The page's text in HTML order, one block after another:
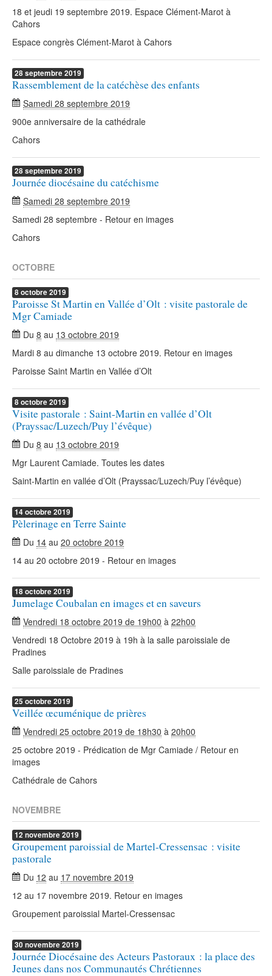
18 et jeudi 19 septembre 2019. Espace Clément-Marot à
Cahors
Espace congrès Clément-Marot à Cahors
28septembre2019
Rassemblement de la catéchèse des enfants
Samedi 28 septembre 2019
900e anniversaire de la cathédrale
Cahors
28septembre2019
Journée diocésaine du catéchisme
Samedi 28 septembre 2019
Samedi 28 septembre - Retour en images
Cahors
OCTOBRE
8octobre2019
Paroisse St Martin en Vallée d’Olt : visite pastorale de
Mgr Camiade
Du 8 au 13 octobre 2019
Mardi 8 au dimanche 13 octobre 2019. Retour en images
Paroisse Saint Martin en Vallée d’Olt
8octobre2019
Visite pastorale : Saint-Martin en vallée d’Olt
(Prayssac/Luzech/Puy l’évêque)
Du 8 au 13 octobre 2019
Mgr Laurent Camiade. Toutes les dates
Saint-Martin en vallée d’Olt (Prayssac/Luzech/Puy l’évêque)
14octobre2019
Pèlerinage en Terre Sainte
Du 14 au 20 octobre 2019
14 au 20 octobre 2019 - Retour en images
18octobre2019
Jumelage Coubalan en images et en saveurs
Vendredi 18 octobre 2019 de 19h00 à 22h00
Vendredi 18 Octobre 2019 à 19h à la salle paroissiale de
Pradines
Salle paroissiale de Pradines
25 octobre2019
Veillée œcuménique de prières
Vendredi 25 octobre 2019 de 18h30 à 20h00
25 octobre 2019 - Prédication de Mgr Camiade / Retour en
images
Cathédrale de Cahors
NOVEMBRE
12 novembre2019
Groupement paroissial de Martel-Cressensac : visite
pastorale
Du 12 au 17 novembre 2019
12 au 17 novembre 2019. Retour en images
Groupement paroissial Martel-Cressensac
30 novembre2019
Journée Diocésaine des Acteurs Pastoraux : la place des
Jeunes dans nos Communautés Chrétiennes